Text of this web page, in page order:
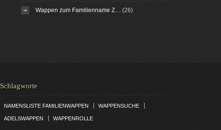
Wappen zum Familienname Z… (26)
Schlagworte
NAMENSLISTE FAMILIENWAPPEN WAPPENSUCHE
ADELSWAPPEN WAPPENROLLE